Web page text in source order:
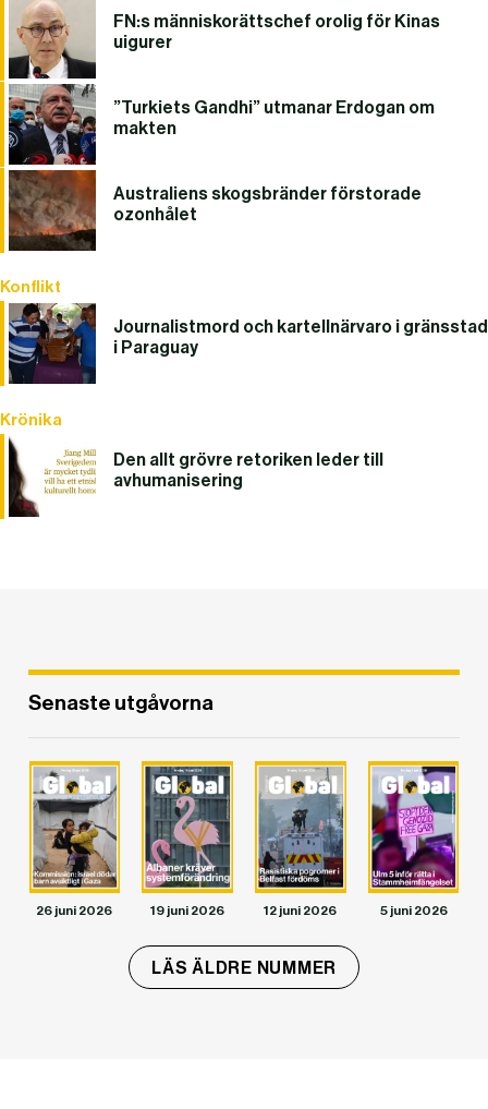
FN:s människorättschef orolig för Kinas
uigurer
”Turkiets Gandhi” utmanar Erdogan om
makten
Australiens skogsbränder förstorade
ozonhålet
Konflikt
Journalistmord och kartellnärvaro i gränsstad
i Paraguay
Krönika
Den allt grövre retoriken leder till
avhumanisering
Senaste utgåvorna
26 juni 2026 19 juni 2026 12 juni 2026 5 juni 2026
LÄS ÄLDRE NUMMER